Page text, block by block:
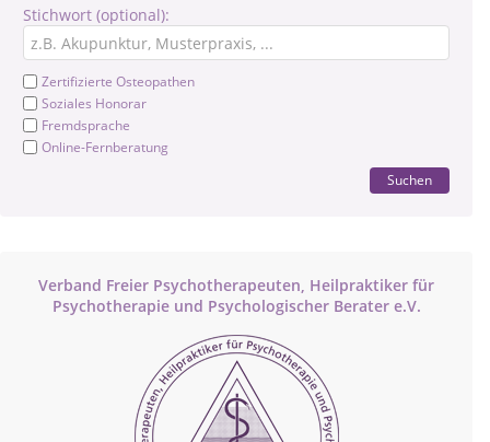
Stichwort (optional):
Zertifizierte Osteopathen
Soziales Honorar
Fremdsprache
Online-Fernberatung
Suchen
Verband Freier Psychotherapeuten, Heilpraktiker für
Psychotherapie und Psychologischer Berater e.V.